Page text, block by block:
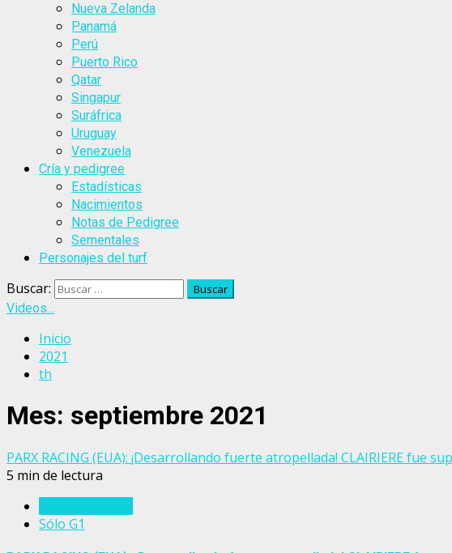
Nueva Zelanda
Panamá
Perú
Puerto Rico
Qatar
Singapur
Suráfrica
Uruguay
Venezuela
Cría y pedigree
Estadísticas
Nacimientos
Notas de Pedigree
Sementales
Personajes del turf
Buscar:
Videos...
Inicio
2021
th
Mes: septiembre 2021
PARX RACING (EUA): ¡Desarrollando fuerte atropellada! CLAIRIERE fue
5 min de lectura
Sólo G1